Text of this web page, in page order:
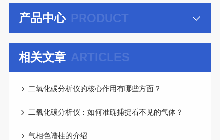
PRODUCT
产品中心
ARTICLES
相关文章
二氧化碳分析仪的核心作用有哪些方面？
二氧化碳分析仪：如何准确捕捉看不见的气体？
气相色谱柱的介绍